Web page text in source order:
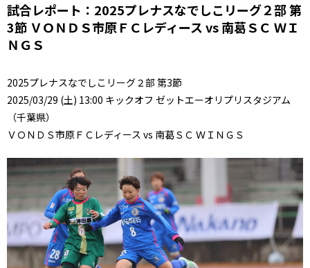
試合レポート：2025プレナスなでしこリーグ２部 第
3節 ＶＯＮＤＳ市原ＦＣレディース vs 南葛ＳＣ ＷＩ
ＮＧＳ
2025プレナスなでしこリーグ２部 第3節
2025/03/29 (土) 13:00 キックオフ ゼットエーオリプリスタジアム
（千葉県）
ＶＯＮＤＳ市原ＦＣレディース vs 南葛ＳＣ ＷＩＮＧＳ